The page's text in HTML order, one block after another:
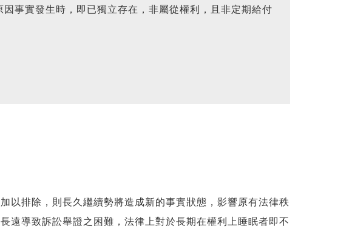
事實發生時，即已獨立存在，非屬從權利，且非定期給付
以排除，則長久繼續勢將造成新的事實狀態，影響原有法律秩
遠導致訴訟舉證之困難，法律上對於長期在權利上睡眠者即不